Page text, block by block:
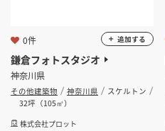
鎌倉フォトスタジオ
神奈川県
その他建築物 神奈川県
スケルトン
32坪（105㎡）
株式会社プロット
0件 追加する